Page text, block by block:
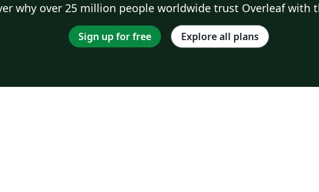
why over 25 million people worldwide trust Overleaf with
Sign up for free Explore all plans